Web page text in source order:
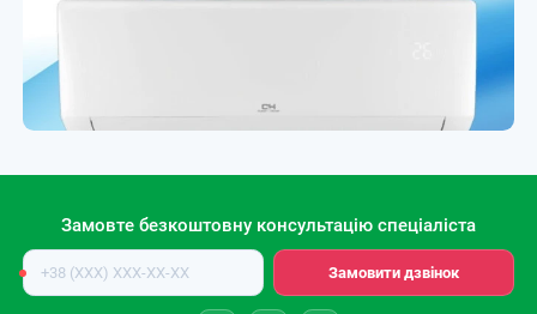
Замовте безкоштовну консультацію спеціаліста
Номер
телефону
Замовити дзвінок